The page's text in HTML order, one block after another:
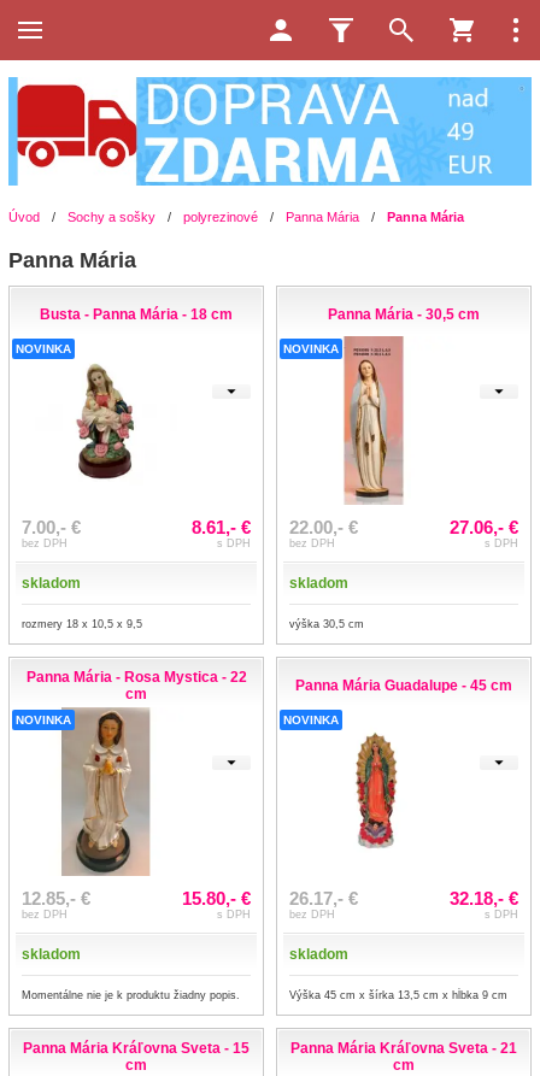
Úvod / Sochy a sošky / polyrezinové / Panna Mária / Panna Mária
Panna Mária
Busta - Panna Mária - 18 cm
NOVINKA
7.00,- €
bez DPH
8.61,- €
s DPH
skladom
rozmery 18 x 10,5 x 9,5
Panna Mária - 30,5 cm
NOVINKA
22.00,- €
bez DPH
27.06,- €
s DPH
skladom
výška 30,5 cm
Panna Mária - Rosa Mystica - 22
cm
NOVINKA
12.85,- €
bez DPH
15.80,- €
s DPH
skladom
Momentálne nie je k produktu žiadny popis.
Panna Mária Guadalupe - 45 cm
NOVINKA
26.17,- €
bez DPH
32.18,- €
s DPH
skladom
Výška 45 cm x šírka 13,5 cm x hĺbka 9 cm
Panna Mária Kráľovna Sveta - 15
cm
Panna Mária Kráľovna Sveta - 21
cm